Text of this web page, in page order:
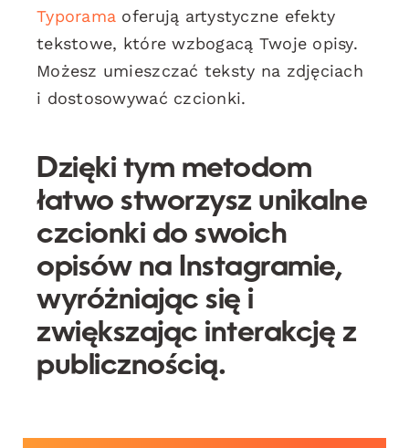
Typorama oferują artystyczne efekty
tekstowe, które wzbogacą Twoje opisy.
Możesz umieszczać teksty na zdjęciach
i dostosowywać czcionki.
Dzięki tym metodom
łatwo stworzysz unikalne
czcionki do swoich
opisów na Instagramie,
wyróżniając się i
zwiększając interakcję z
publicznością.